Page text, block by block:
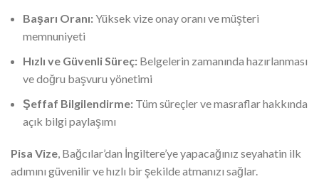
Başarı Oranı:Yüksek vize onay oranı ve müşteri
memnuniyeti
Hızlı ve Güvenli Süreç: Belgelerin zamanında hazırlanması
ve doğru başvuru yönetimi
Şeffaf Bilgilendirme: Tüm süreçler ve masraflar hakkında
açık bilgi paylaşımı
Pisa Vize, Bağcılar’dan İngiltere’ye yapacağınız seyahatin ilk
adımını güvenilir ve hızlı bir şekilde atmanızı sağlar.